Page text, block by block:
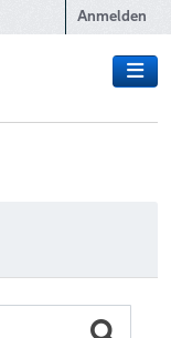
Anmelden